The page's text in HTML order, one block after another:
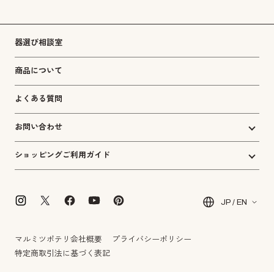
器選び相談室
商品について
よくある質問
お問い合わせ
ショッピングご利用ガイド
JP / EN
マルミツポテリ会社概要
プライバシーポリシー
特定商取引法に基づく表記